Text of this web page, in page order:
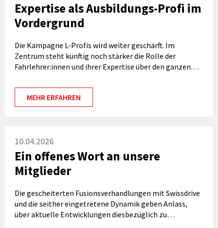
Expertise als Ausbildungs-Profi im
Vordergrund
Die Kampagne L-Profis wird weiter geschärft. Im
Zentrum steht künftig noch stärker die Rolle der
Fahrlehrer:innen und ihrer Expertise über den ganzen
MEHR ERFAHREN
10.04.2026
Ein offenes Wort an unsere
Mitglieder
Die gescheiterten Fusionsverhandlungen mit Swissdrive
und die seither eingetretene Dynamik geben Anlass,
über aktuelle Entwicklungen diesbezüglich zu